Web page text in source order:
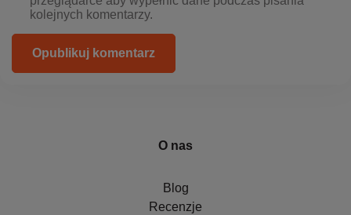
kolejnych komentarzy.
Opublikuj komentarz
O nas
Blog
Recenzje